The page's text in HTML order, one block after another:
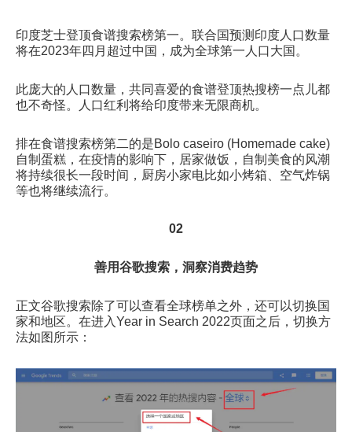
印度芝士登顶食谱搜索榜第一。联合国预测印度人口数量
将在2023年四月超过中国，成为全球第一人口大国。
此庞大的人口数量，共同喜爱的食谱登顶热搜榜一点儿都
也不奇怪。人口红利将给印度带来无限商机。
排在食谱搜索榜第二的是Bolo caseiro (Homemade cake)
自制蛋糕，在疫情的影响下，居家做饭，自制美食的风潮
将持续很长一段时间，厨房小家电比如小烤箱、空气炸锅
等也将继续流行。
02
善用谷歌搜索，洞察消费趋势
正文谷歌搜索除了可以查看全球榜单之外，还可以切换国
家和地区。在进入Year in Search 2022页面之后，切换方
法如图所示：